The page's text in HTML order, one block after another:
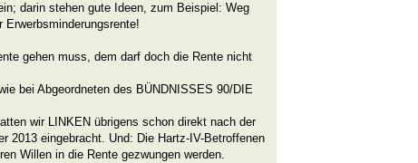
darin stehen gute Ideen, zum Beispiel: Weg
gehen muss, dem darf doch die Rente nicht
bei Abgeordneten des BÜNDNISSES 90/DIE
wir LINKEN übrigens schon direkt nach der
2013 eingebracht. Und: Die Hartz-IV-Betroffenen
Willen in die Rente gezwungen werden.